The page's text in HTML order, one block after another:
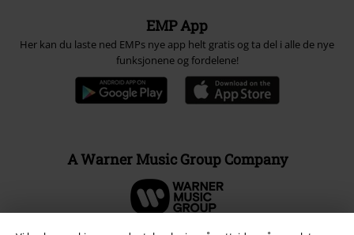
EMP App
Her kan du laste ned EMPs nye app helt gratis og ta del i alle de nye
funksjonene og fordelene!
A Warner Music Group Company